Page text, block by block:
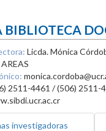
BIBLIOTECA
Licda. Mónica
2511-4461 / (506) 2511-
investigadoras